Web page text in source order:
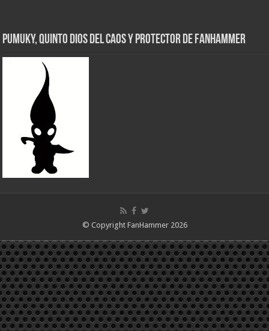
Pumuky, Quinto Dios del Caos y Protector de FanHammer
© Copyright FanHammer 2026